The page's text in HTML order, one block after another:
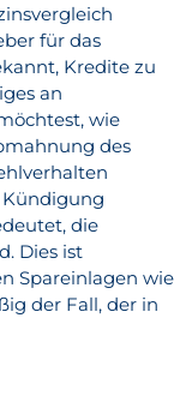
für das
Kredite zu
an
wie
des
Kündigung
die
Dies ist
Spareinlagen wie
der Fall, der in